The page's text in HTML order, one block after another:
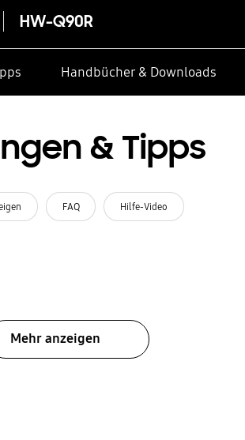
HW-Q90R
Handbücher & Downloads
& Tipps
FAQ Hilfe-Video
Mehr anzeigen